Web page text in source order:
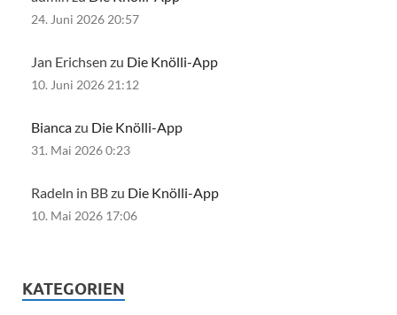
24. Juni 2026 20:57
Jan Erichsen zu Die Knölli-App
10. Juni 2026 21:12
Biancazu Die Knölli-App
31. Mai 2026 0:23
Radeln in BB zu Die Knölli-App
10. Mai 2026 17:06
KATEGORIEN